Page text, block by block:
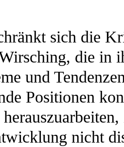
sich die
die in
und
Positionen
nicht